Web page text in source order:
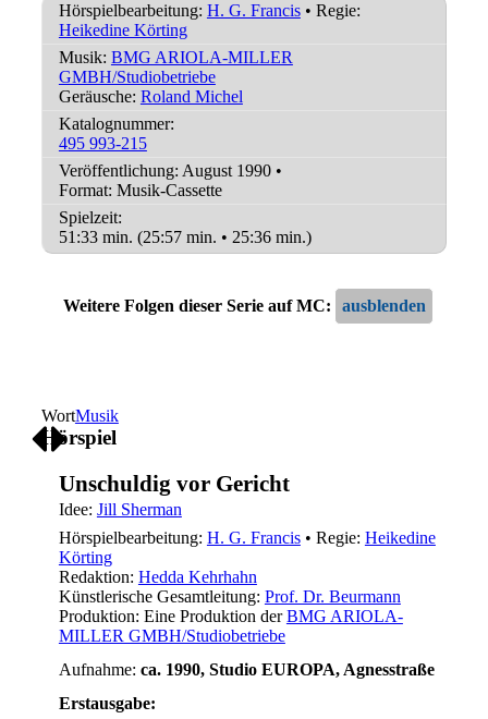
Hörspielbearbeitung: H. G. Francis• Regie:
Heikedine Körting
Musik: BMG ARIOLA-MILLER
GMBH/Studiobetriebe
Geräusche: Roland Michel
Katalognummer:
495 993-215
Veröffentlichung: August 1990•
Format: Musik-Cassette
Spielzeit:
51:33 min. (25:57 min. • 25:36 min.)
Weitere Folgen dieser Serie auf MC:
WortMusik
Hörspiel
Unschuldig vor Gericht
Idee: Jill Sherman
Hörspielbearbeitung: H. G. Francis• Regie: Heikedine
Körting
Redaktion: Hedda Kehrhahn
Künstlerische Gesamtleitung: Prof. Dr. Beurmann
Produktion: Eine Produktion derBMG ARIOLA-
MILLER GMBH/Studiobetriebe
Aufnahme: ca. 1990, Studio EUROPA, Agnesstraße
Erstausgabe: